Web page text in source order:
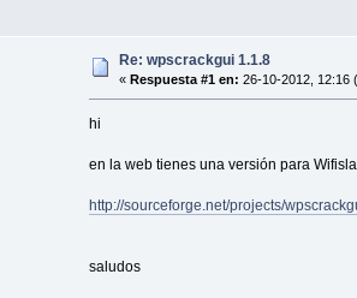
Re: wpscrackgui 1.1.8
« Respuesta #1 en: 26-10-2012, 12:16
hi
en la web tienes una versión para
http://sourceforge.net/projects/
saludos